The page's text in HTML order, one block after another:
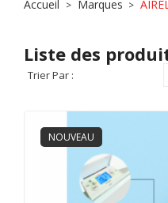
Accueil Marques
Liste des
Trier Par :
NOUVEAU